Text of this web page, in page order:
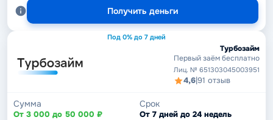
Получить деньги
Под 0% до 7 дней
Турбозайм
Первый заём бесплатно
Лиц. № 651303045003951
4,6|91 отзыв
Сумма
От 3 000 до 50 000 ₽
Срок
От 7 дней до 24 недель